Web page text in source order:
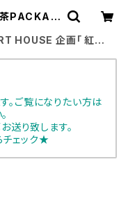
PACKAG
HOUSE 企画「 紅茶
ご覧になりたい方は
り致します。
ェック★